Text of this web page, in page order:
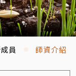
員 師資介紹